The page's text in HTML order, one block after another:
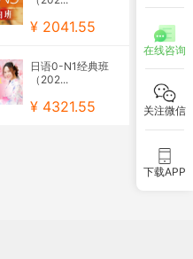
¥ 2041.55
日语0-N1经典班
（202...
¥ 4321.55
在线咨询
关注微信
下载APP